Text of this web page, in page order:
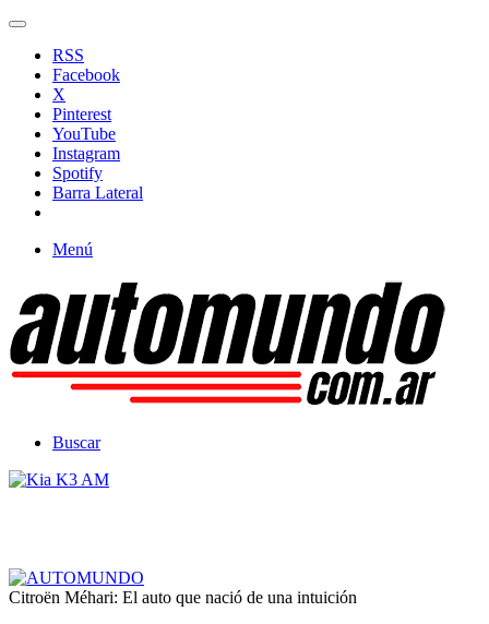
RSS
Facebook
X
Pinterest
YouTube
Instagram
Spotify
Barra Lateral
Menú
Buscar
Citroën Méhari: El auto que nació de una intuición